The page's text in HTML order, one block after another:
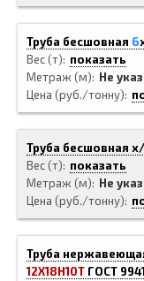
Труба бесшовная 6
Вес (т)
показать
Метраж (м)
Не
Цена (руб./тонну)
Труба бесшовная
Вес (т)
показать
Метраж (м)
Не
Цена (руб./тонну)
Труба
12Х18Н10Т ГОСТ